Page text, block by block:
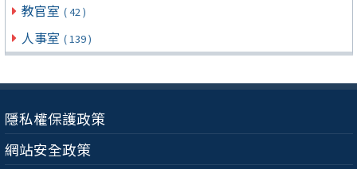
教官室 ( 42 )
人事室 ( 139 )
隱私權保護政策
網站安全政策